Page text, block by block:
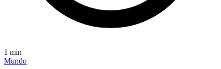
1 min
Mundo